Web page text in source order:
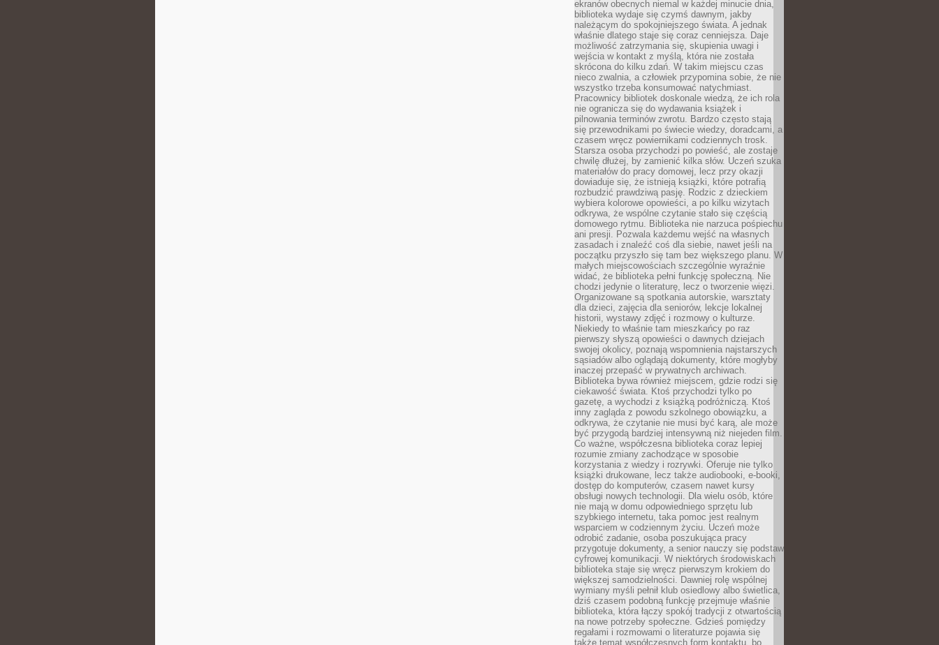
ekranów obecnych niemal w każdej minucie dnia,
biblioteka wydaje się czymś dawnym, jakby
należącym do spokojniejszego świata. A jednak
właśnie dlatego staje się coraz cenniejsza. Daje
możliwość zatrzymania się, skupienia uwagi i
wejścia w kontakt z myślą, która nie została
skrócona do kilku zdań. W takim miejscu czas
nieco zwalnia, a człowiek przypomina sobie, że nie
wszystko trzeba konsumować natychmiast.
Pracownicy bibliotek doskonale wiedzą, że ich rola
nie ogranicza się do wydawania książek i
pilnowania terminów zwrotu. Bardzo często stają
się przewodnikami po świecie wiedzy, doradcami, a
czasem wręcz powiernikami codziennych trosk.
Starsza osoba przychodzi po powieść, ale zostaje
chwilę dłużej, by zamienić kilka słów. Uczeń szuka
materiałów do pracy domowej, lecz przy okazji
dowiaduje się, że istnieją książki, które potrafią
rozbudzić prawdziwą pasję. Rodzic z dzieckiem
wybiera kolorowe opowieści, a po kilku wizytach
odkrywa, że wspólne czytanie stało się częścią
domowego rytmu. Biblioteka nie narzuca pośpiechu
ani presji. Pozwala każdemu wejść na własnych
zasadach i znaleźć coś dla siebie, nawet jeśli na
początku przyszło się tam bez większego planu. W
małych miejscowościach szczególnie wyraźnie
widać, że biblioteka pełni funkcję społeczną. Nie
chodzi jedynie o literaturę, lecz o tworzenie więzi.
Organizowane są spotkania autorskie, warsztaty
dla dzieci, zajęcia dla seniorów, lekcje lokalnej
historii, wystawy zdjęć i rozmowy o kulturze.
Niekiedy to właśnie tam mieszkańcy po raz
pierwszy słyszą opowieści o dawnych dziejach
swojej okolicy, poznają wspomnienia najstarszych
sąsiadów albo oglądają dokumenty, które mogłyby
inaczej przepaść w prywatnych archiwach.
Biblioteka bywa również miejscem, gdzie rodzi się
ciekawość świata. Ktoś przychodzi tylko po
gazetę, a wychodzi z książką podróżniczą. Ktoś
inny zagląda z powodu szkolnego obowiązku, a
odkrywa, że czytanie nie musi być karą, ale może
być przygodą bardziej intensywną niż niejeden film.
Co ważne, współczesna biblioteka coraz lepiej
rozumie zmiany zachodzące w sposobie
korzystania z wiedzy i rozrywki. Oferuje nie tylko
książki drukowane, lecz także audiobooki, e-booki,
dostęp do komputerów, czasem nawet kursy
obsługi nowych technologii. Dla wielu osób, które
nie mają w domu odpowiedniego sprzętu lub
szybkiego internetu, taka pomoc jest realnym
wsparciem w codziennym życiu. Uczeń może
odrobić zadanie, osoba poszukująca pracy
przygotuje dokumenty, a senior nauczy się podstaw
cyfrowej komunikacji. W niektórych środowiskach
biblioteka staje się wręcz pierwszym krokiem do
większej samodzielności. Dawniej rolę wspólnej
wymiany myśli pełnił klub osiedlowy albo świetlica,
dziś czasem podobną funkcję przejmuje właśnie
biblioteka, która łączy spokój tradycji z otwartością
na nowe potrzeby społeczne. Gdzieś pomiędzy
regałami i rozmowami o literaturze pojawia się
także temat współczesnych form kontaktu, bo